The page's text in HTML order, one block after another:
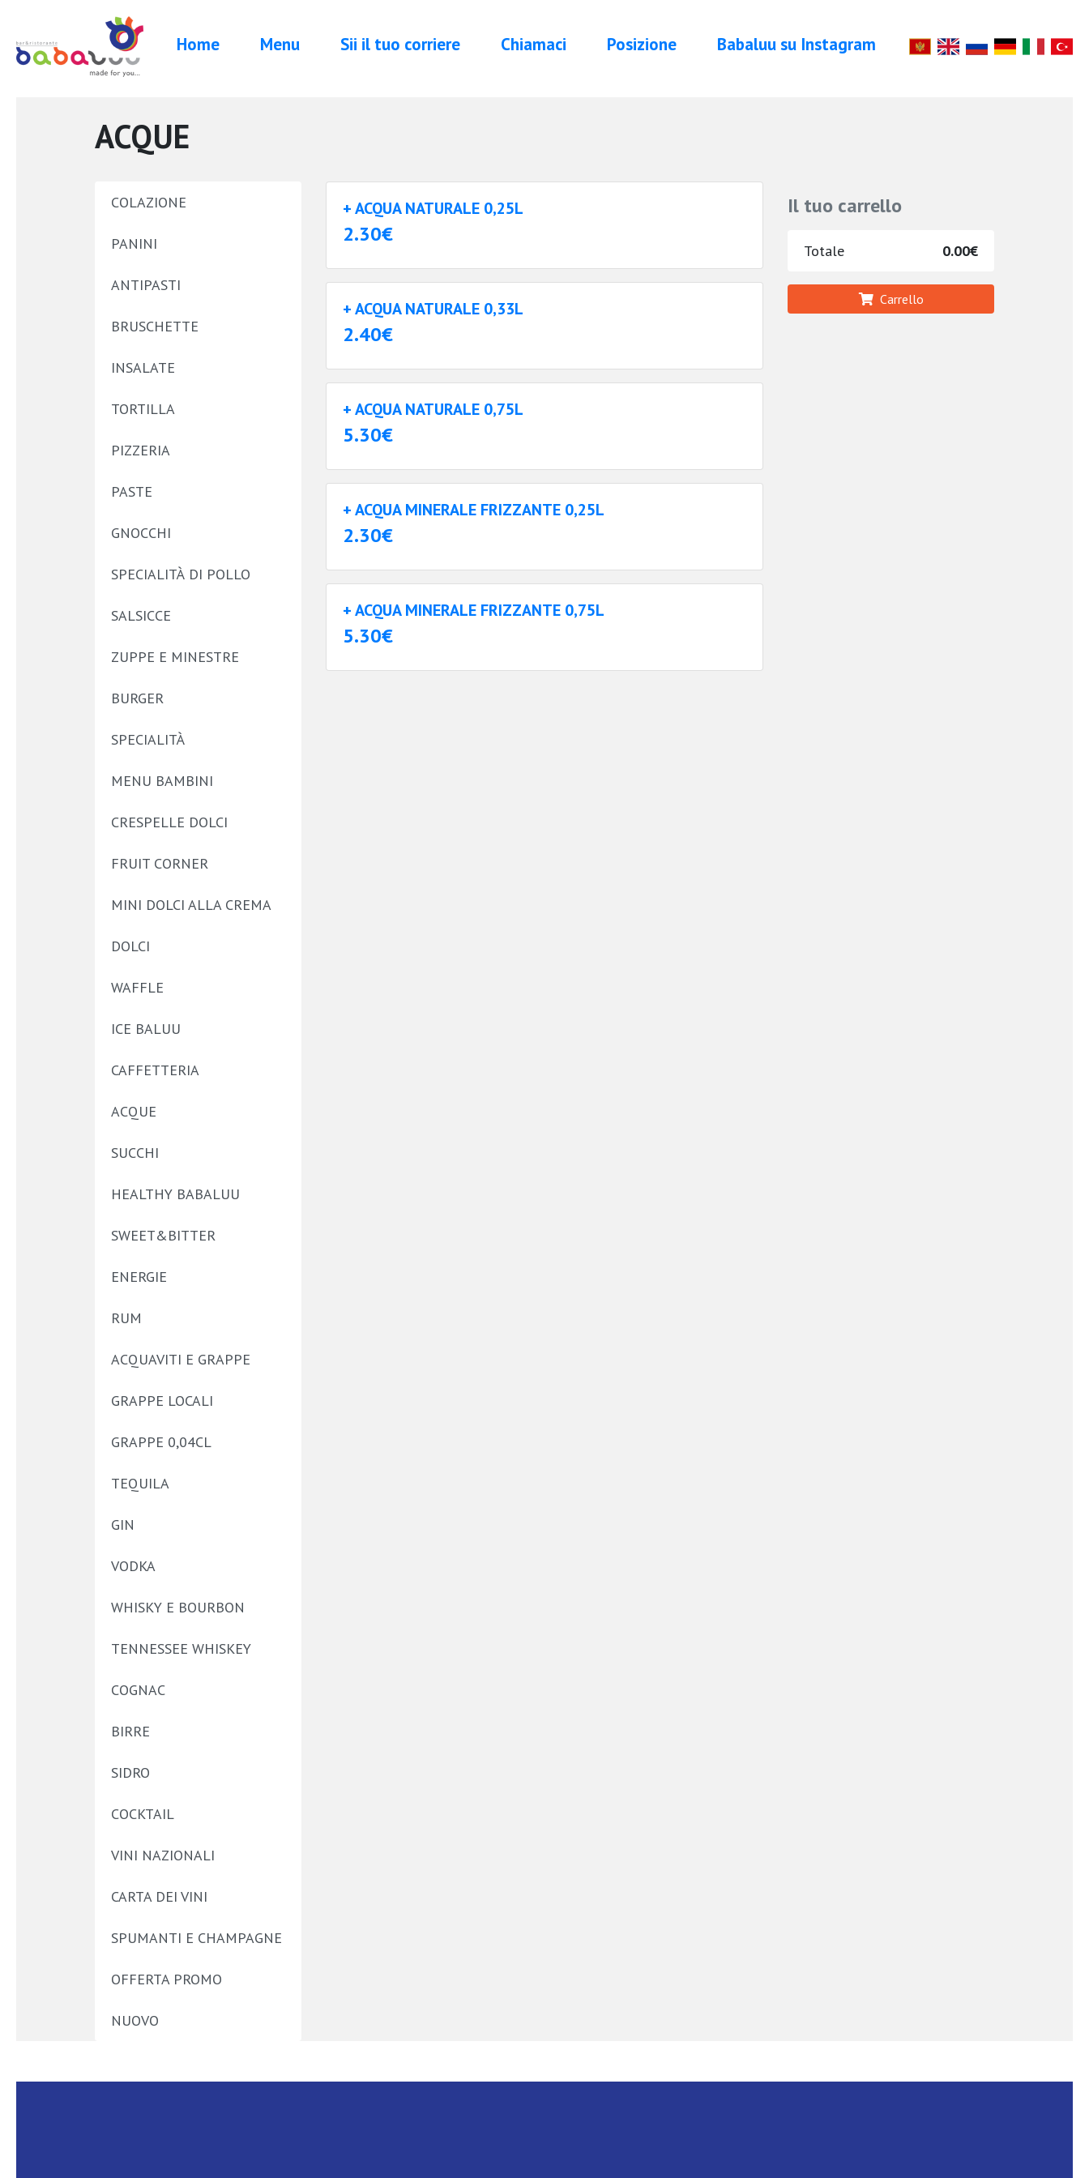
Home Menu Sii il tuo corriere Chiamaci Posizione Babaluu su Instagram
ACQUE
COLAZIONE
PANINI
ANTIPASTI
BRUSCHETTE
INSALATE
TORTILLA
PIZZERIA
PASTE
GNOCCHI
SPECIALITÀ DI POLLO
SALSICCE
ZUPPE E MINESTRE
BURGER
SPECIALITÀ
MENU BAMBINI
CRESPELLE DOLCI
FRUIT CORNER
MINI DOLCI ALLA CREMA
DOLCI
WAFFLE
ICE BALUU
CAFFETTERIA
ACQUE
SUCCHI
HEALTHY BABALUU
SWEET&BITTER
ENERGIE
RUM
ACQUAVITI E GRAPPE
GRAPPE LOCALI
GRAPPE 0,04CL
TEQUILA
GIN
VODKA
WHISKY E BOURBON
TENNESSEE WHISKEY
COGNAC
BIRRE
SIDRO
COCKTAIL
VINI NAZIONALI
CARTA DEI VINI
SPUMANTI E CHAMPAGNE
OFFERTA PROMO
NUOVO
Il tuo carrello
Totale 0.00€
Carrello
+ ACQUA NATURALE 0,25L
2.30€
+ ACQUA NATURALE 0,33L
2.40€
+ ACQUA NATURALE 0,75L
5.30€
+ ACQUA MINERALE FRIZZANTE 0,25L
2.30€
+ ACQUA MINERALE FRIZZANTE 0,75L
5.30€